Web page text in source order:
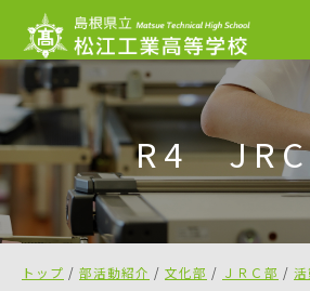
このページの本文へ
R4
現
トップ / 部活動紹介 / 文化部 / ＪＲＣ部 /